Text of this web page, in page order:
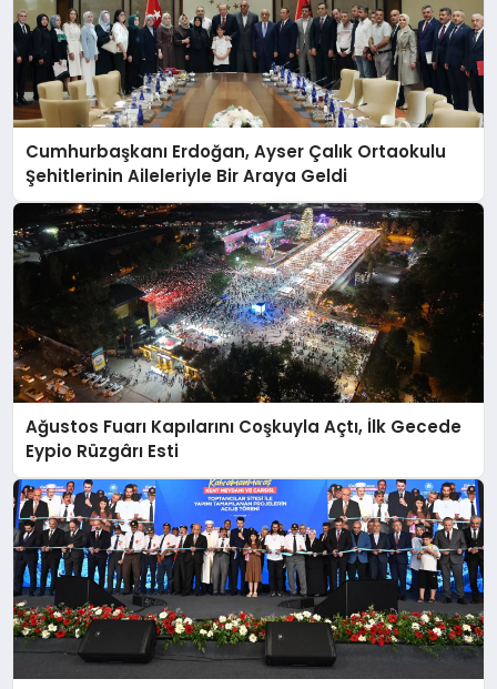
Cumhurbaşkanı Erdoğan, Ayser Çalık Ortaokulu
Şehitlerinin Aileleriyle Bir Araya Geldi
Ağustos Fuarı Kapılarını Coşkuyla Açtı, İlk Gecede
Eypio Rüzgârı Esti